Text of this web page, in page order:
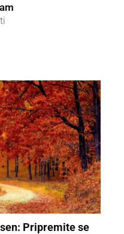
Pripremite se